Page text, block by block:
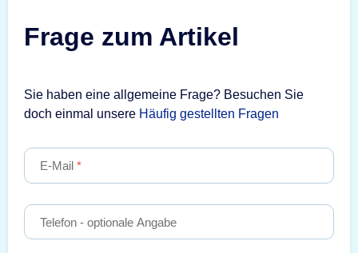
Frage zum Artikel
Sie haben eine allgemeine Frage? Besuchen Sie
doch einmal unsere Häufig gestellten Fragen
E-Mail
Telefon - optionale Angabe